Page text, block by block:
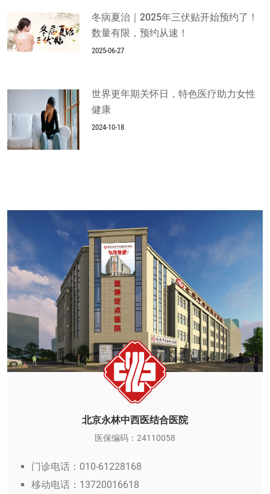
冬病夏治｜2025年三伏贴开始预约了！
数量有限，预约从速！
2025-06-27
世界更年期关怀日，特色医疗助力女性
健康
2024-10-18
北京永林中西医结合医院
医保编码：24110058
门诊电话：010-61228168
移动电话：13720016618